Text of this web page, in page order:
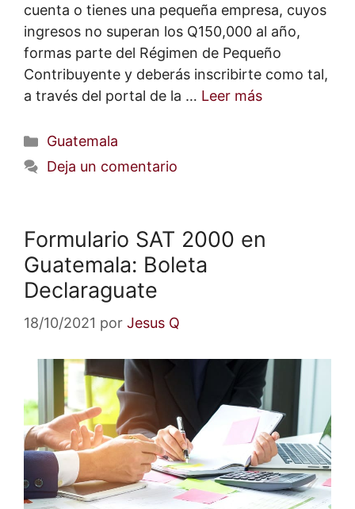
cuenta o tienes una pequeña empresa, cuyos
ingresos no superan los Q150,000 al año,
formas parte del Régimen de Pequeño
Contribuyente y deberás inscribirte como tal,
a través del portal de la … Leer más
Categorías
Guatemala
Deja un comentario
Formulario SAT 2000 en
Guatemala: Boleta
Declaraguate
18/10/2021 por Jesus Q